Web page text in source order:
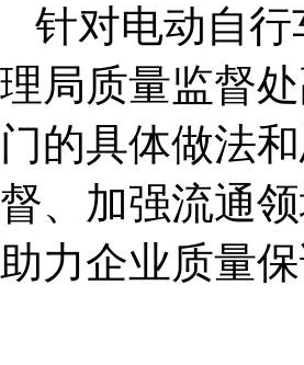
针对电动自
理局质量监督
门的具体做法
督、加强流通
助力企业质量